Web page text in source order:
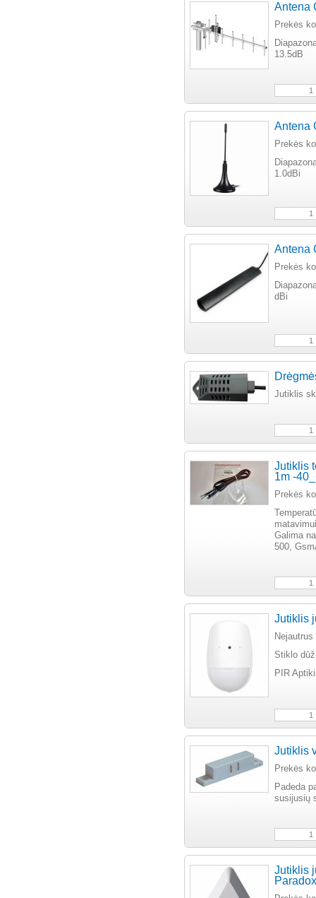
Antena
Prekės
13.5dB
Antena
Prekės
1.0dBi
Antena
Prekės
dBi
Jutiklis
Jutiklis
1m -
Prekės
matavimui
Galima
500,
Jutiklis
Stiklo
PIR
Jutiklis
Prekės
Padeda
susijusių
Jutiklis